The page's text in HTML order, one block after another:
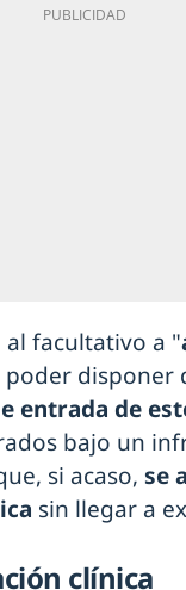
al facultativo a "
poder disponer
entrada de
bajo un
si acaso, se
sin llegar a
clínica